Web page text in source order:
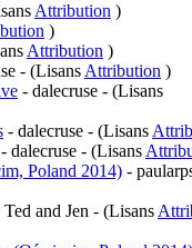
Attribution )
)
Attribution )
- (Lisans Attribution )
- dalecruse - (Lisans
- dalecruse - (Lisans
- dalecruse - (Lisans
Poland 2014) -
Ted and Jen - (Lisans